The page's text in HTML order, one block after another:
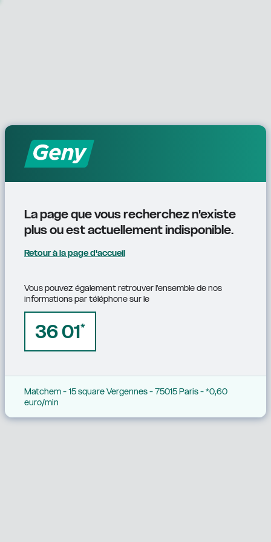
La page que vous recherchez n'existe
plus ou est actuellement indisponible.
Retour à la page d'accueil
Vous pouvez également retrouver l'ensemble de nos
informations par téléphone sur le
36 01*
Matchem - 15 square Vergennes - 75015 Paris - *0,60
euro/min